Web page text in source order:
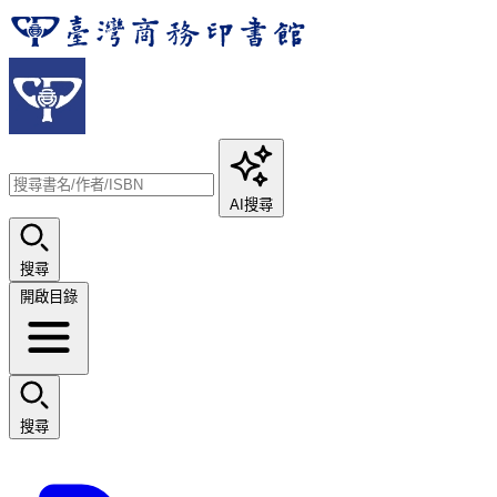
AI搜尋
搜尋
開啟目錄
搜尋